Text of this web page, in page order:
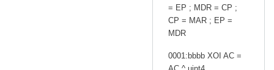
= EP ; MDR = CP ;
CP = MAR ; EP =
MDR
0001:bbbb XOI AC =